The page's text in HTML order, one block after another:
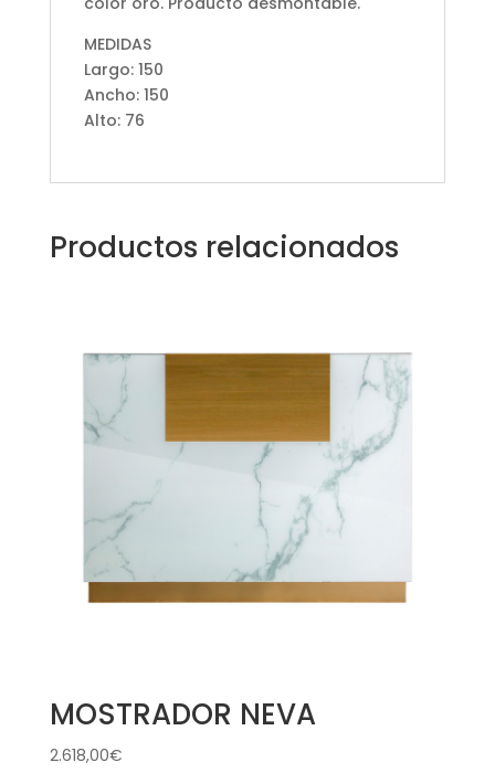
MEDIDAS
Largo: 150
Ancho: 150
Alto: 76
Productos relacionados
MOSTRADOR NEVA
2.618,00€